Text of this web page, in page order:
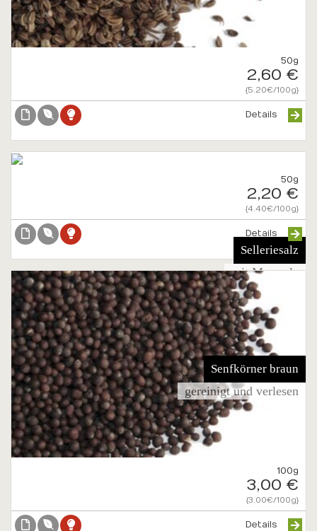
50g
2,60 €
{5.20€/100g}
Details
Selleriesalz
mit Meersalz
50g
2,20 €
{4.40€/100g}
Details
Senfkörner braun
gereinigt und verlesen
100g
3,00 €
{3.00€/100g}
Details